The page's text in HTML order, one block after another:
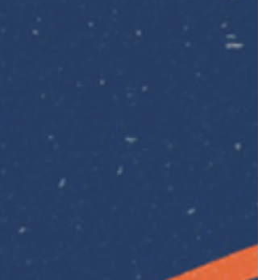
հետաքրքրվածներին։ 🎉 Մուտքն